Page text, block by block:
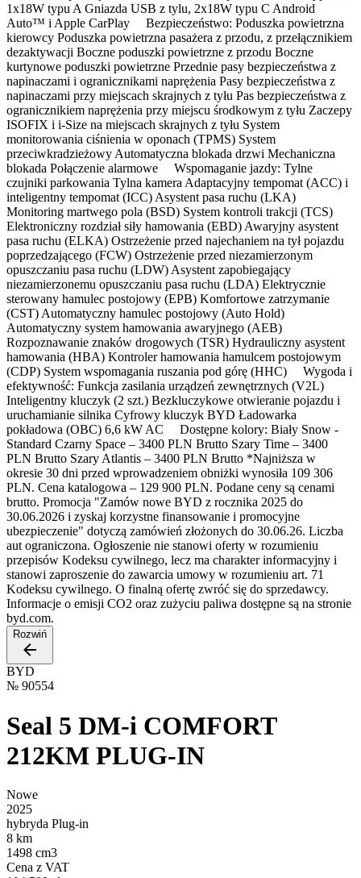
1x18W typu A Gniazda USB z tylu, 2x18W typu C Android
Auto™ i Apple CarPlay Bezpieczeństwo: Poduszka powietrzna
kierowcy Poduszka powietrzna pasażera z przodu, z przełącznikiem
dezaktywacji Boczne poduszki powietrzne z przodu Boczne
kurtynowe poduszki powietrzne Przednie pasy bezpieczeństwa z
napinaczami i ogranicznikami naprężenia Pasy bezpieczeństwa z
napinaczami przy miejscach skrajnych z tyłu Pas bezpieczeństwa z
ogranicznikiem naprężenia przy miejscu środkowym z tyłu Zaczepy
ISOFIX i i-Size na miejscach skrajnych z tyłu System
monitorowania ciśnienia w oponach (TPMS) System
przeciwkradzieżowy Automatyczna blokada drzwi Mechaniczna
blokada Połączenie alarmowe Wspomaganie jazdy: Tylne
czujniki parkowania Tylna kamera Adaptacyjny tempomat (ACC) i
inteligentny tempomat (ICC) Asystent pasa ruchu (LKA)
Monitoring martwego pola (BSD) System kontroli trakcji (TCS)
Elektroniczny rozdział siły hamowania (EBD) Awaryjny asystent
pasa ruchu (ELKA) Ostrzeżenie przed najechaniem na tył pojazdu
poprzedzającego (FCW) Ostrzeżenie przed niezamierzonym
opuszczaniu pasa ruchu (LDW) Asystent zapobiegający
niezamierzonemu opuszczaniu pasa ruchu (LDA) Elektrycznie
sterowany hamulec postojowy (EPB) Komfortowe zatrzymanie
(CST) Automatyczny hamulec postojowy (Auto Hold)
Automatyczny system hamowania awaryjnego (AEB)
Rozpoznawanie znaków drogowych (TSR) Hydrauliczny asystent
hamowania (HBA) Kontroler hamowania hamulcem postojowym
(CDP) System wspomagania ruszania pod górę (HHC) Wygoda i
efektywność: Funkcja zasilania urządzeń zewnętrznych (V2L)
Inteligentny kluczyk (2 szt.) Bezkluczykowe otwieranie pojazdu i
uruchamianie silnika Cyfrowy kluczyk BYD Ładowarka
pokładowa (OBC) 6,6 kW AC Dostępne kolory: Biały Snow -
Standard Czarny Space – 3400 PLN Brutto Szary Time – 3400
PLN Brutto Szary Atlantis – 3400 PLN Brutto *Najniższa w
okresie 30 dni przed wprowadzeniem obniżki wynosiła 109 306
PLN. Cena katalogowa – 129 900 PLN. Podane ceny są cenami
brutto. Promocja "Zamów nowe BYD z rocznika 2025 do
30.06.2026 i zyskaj korzystne finansowanie i promocyjne
ubezpieczenie" dotyczą zamówień złożonych do 30.06.26. Liczba
aut ograniczona. Ogłoszenie nie stanowi oferty w rozumieniu
przepisów Kodeksu cywilnego, lecz ma charakter informacyjny i
stanowi zaproszenie do zawarcia umowy w rozumieniu art. 71
Kodeksu cywilnego. O finalną ofertę zwróć się do sprzedawcy.
Informacje o emisji CO2 oraz zużyciu paliwa dostępne są na stronie
byd.com.
Rozwiń
BYD
№ 90554
Seal 5 DM-i COMFORT
212KM PLUG-IN
Nowe
2025
hybryda Plug-in
8 km
1498 cm3
Cena z VAT